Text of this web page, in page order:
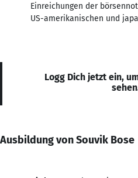
Einreichungen der
US-amerikanischen und
Logg Dich jetzt ein,
Ausbildung von Souvik Bose